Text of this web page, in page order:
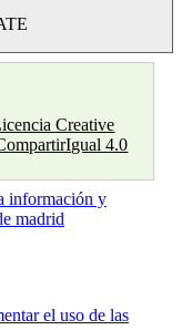
Creative
4.0
información y
madrid
el uso de las